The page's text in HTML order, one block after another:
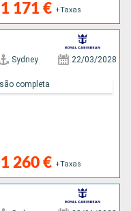
1 171 € +Taxas
Sydney 22/03/2028
1 260 € +Taxas
completa